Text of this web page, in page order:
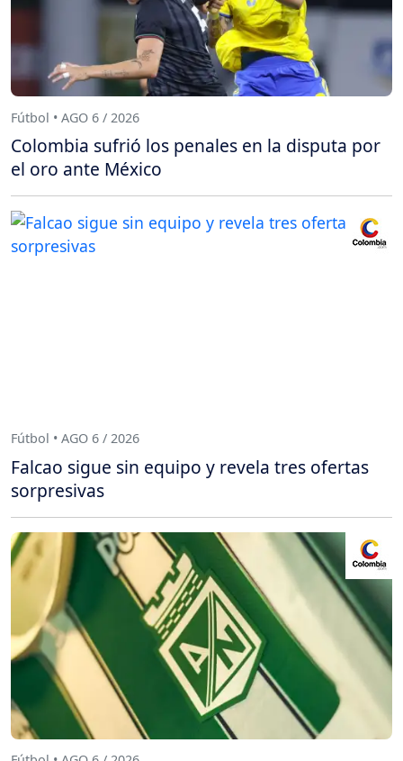
Fútbol • AGO 6 / 2026
Colombia sufrió los penales en la disputa por
el oro ante México
Fútbol • AGO 6 / 2026
Falcao sigue sin equipo y revela tres ofertas
sorpresivas